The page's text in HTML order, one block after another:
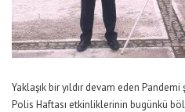
Yaklaşık bir yıldır devam eden
Polis Haftası etkinliklerinin bugünkü